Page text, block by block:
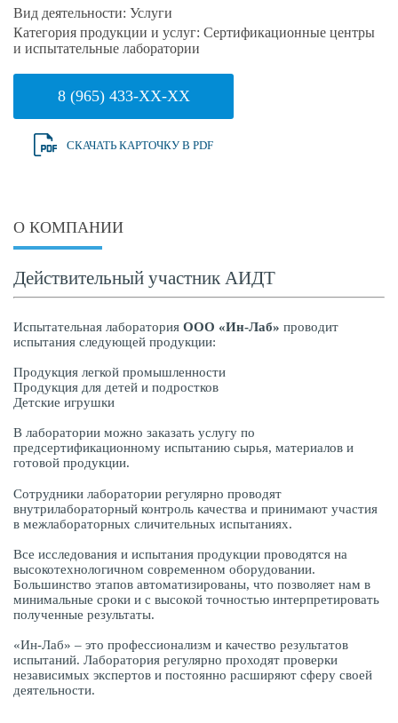
Вид деятельности: Услуги
Категория продукции и услуг: Сертификационные центры
и испытательные лаборатории
8 (965) 433-XX-XX
СКАЧАТЬ КАРТОЧКУ В PDF
О КОМПАНИИ
Действительный участник АИДТ
Испытательная лаборатория ООО «Ин-Лаб» проводит
испытания следующей продукции:
Продукция легкой промышленности
Продукция для детей и подростков
Детские игрушки
В лаборатории можно заказать услугу по
предсертификационному испытанию сырья, материалов и
готовой продукции.
Сотрудники лаборатории регулярно проводят
внутрилабораторный контроль качества и принимают участия
в межлабораторных сличительных испытаниях.
Все исследования и испытания продукции проводятся на
высокотехнологичном современном оборудовании.
Большинство этапов автоматизированы, что позволяет нам в
минимальные сроки и с высокой точностью интерпретировать
полученные результаты.
«Ин-Лаб» – это профессионализм и качество результатов
испытаний. Лаборатория регулярно проходят проверки
независимых экспертов и постоянно расширяют сферу своей
деятельности.